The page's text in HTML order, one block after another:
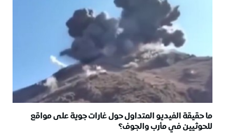
ما حقيقة الفيديو المتداول حول غارات جوية على مواقع
للحوثيين في مأرب والجوف؟